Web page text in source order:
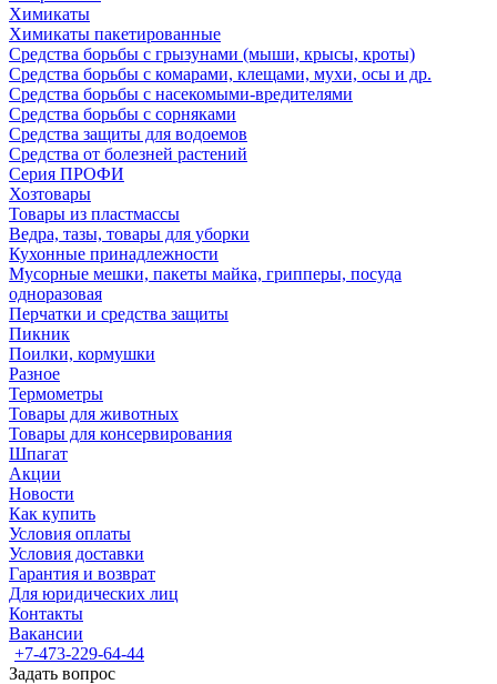
Химикаты
Химикаты пакетированные
Средства борьбы с грызунами (мыши, крысы, кроты)
Средства борьбы с комарами, клещами, мухи, осы и др.
Средства борьбы с насекомыми-вредителями
Средства борьбы с сорняками
Средства защиты для водоемов
Средства от болезней растений
Серия ПРОФИ
Хозтовары
Товары из пластмассы
Ведра, тазы, товары для уборки
Кухонные принадлежности
Мусорные мешки, пакеты майка, грипперы, посуда
одноразовая
Перчатки и средства защиты
Пикник
Поилки, кормушки
Разное
Термометры
Товары для животных
Товары для консервирования
Шпагат
Акции
Новости
Как купить
Условия оплаты
Условия доставки
Гарантия и возврат
Для юридических лиц
Контакты
Вакансии
+7-473-229-64-44
Задать вопрос